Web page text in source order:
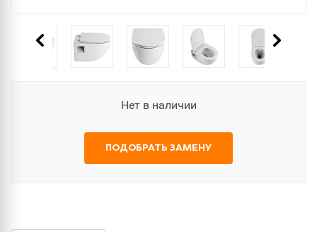
Нет в наличии
ПОДОБРАТЬ ЗАМЕНУ